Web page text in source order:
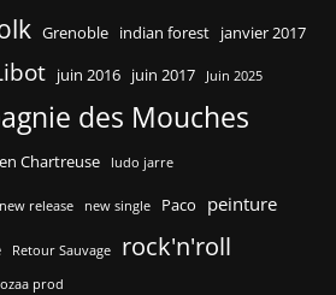
Grenoble indian forest janvier 2017
juin 2016 juin 2017 Juin 2025
des Mouches
Chartreuse ludo jarre
new release new single Paco peinture
Retour Sauvage rock'n'roll
prod